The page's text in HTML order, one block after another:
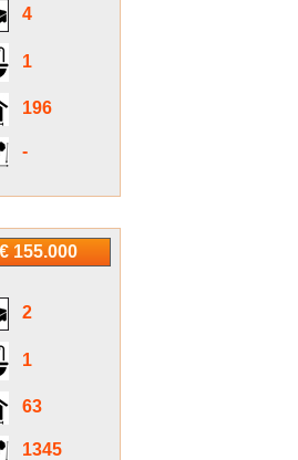
4
1
196
-
€ 155.000
2
1
63
1345